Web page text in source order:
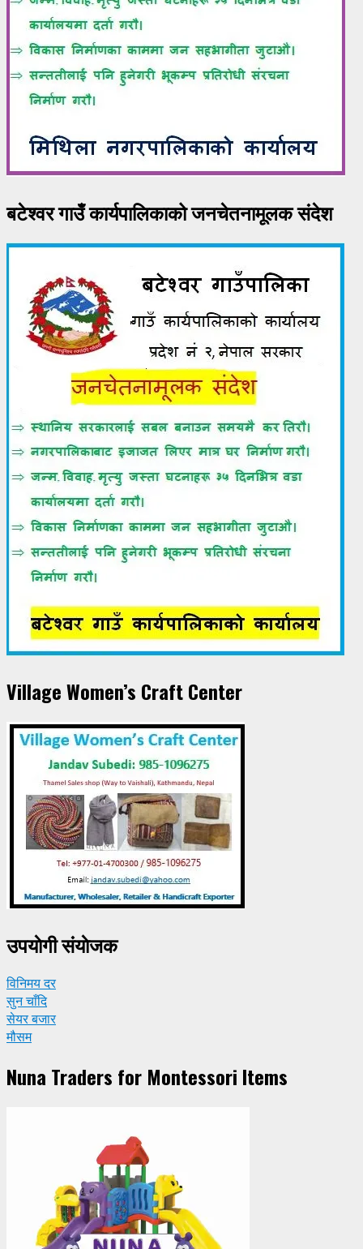
बटेश्वर गाउँ कार्यपालिकाको जनचेतनामूलक संदेश
Village Women’s Craft Center
उपयाेगी संयाेजक
विनिमय दर
सुन चाँदि
सेयर बजार
मौसम
Nuna Traders for Montessori Items